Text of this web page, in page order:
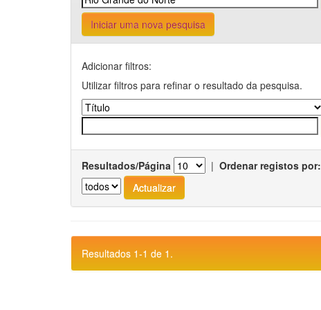
Iniciar uma nova pesquisa
Adicionar filtros:
Utilizar filtros para refinar o resultado da pesquisa.
Resultados/Página | Ordenar registos por:
Resultados 1-1 de 1.